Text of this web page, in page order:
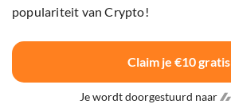
populariteit van Crypto!
Claim je €10 gratis
Je wordt doorgestuurd naar